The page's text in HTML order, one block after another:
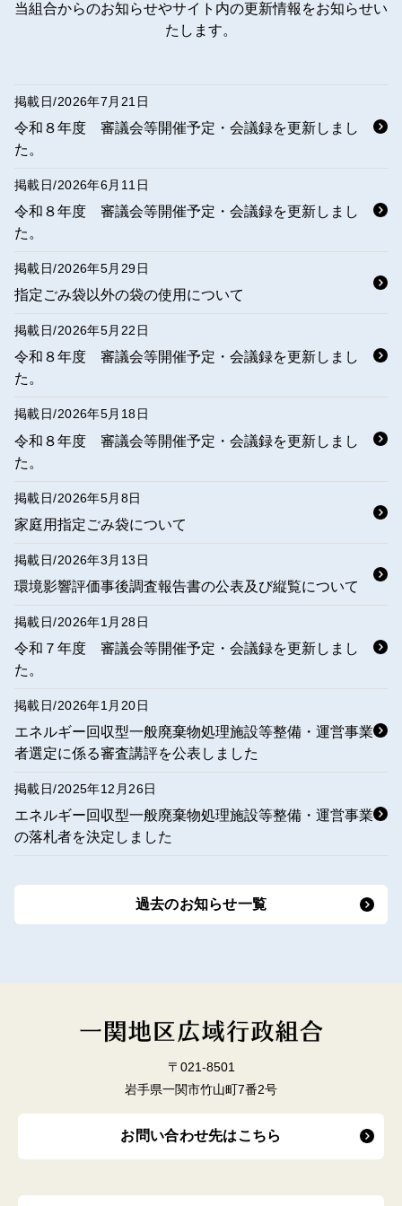
当組合からのお知らせやサイト内の更新情報をお知らせい
たします。
掲載日/2026年7月21日
令和８年度 審議会等開催予定・会議録を更新しまし
た。
掲載日/2026年6月11日
令和８年度 審議会等開催予定・会議録を更新しまし
た。
掲載日/2026年5月29日
指定ごみ袋以外の袋の使用について
掲載日/2026年5月22日
令和８年度 審議会等開催予定・会議録を更新しまし
た。
掲載日/2026年5月18日
令和８年度 審議会等開催予定・会議録を更新しまし
た。
掲載日/2026年5月8日
家庭用指定ごみ袋について
掲載日/2026年3月13日
環境影響評価事後調査報告書の公表及び縦覧について
掲載日/2026年1月28日
令和７年度 審議会等開催予定・会議録を更新しまし
た。
掲載日/2026年1月20日
エネルギー回収型一般廃棄物処理施設等整備・運営事業
者選定に係る審査講評を公表しました
掲載日/2025年12月26日
エネルギー回収型一般廃棄物処理施設等整備・運営事業
の落札者を決定しました
過去のお知らせ一覧
〒021-8501
岩手県一関市竹山町7番2号
お問い合わせ先はこちら